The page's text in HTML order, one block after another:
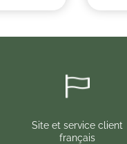
Site et service client
français